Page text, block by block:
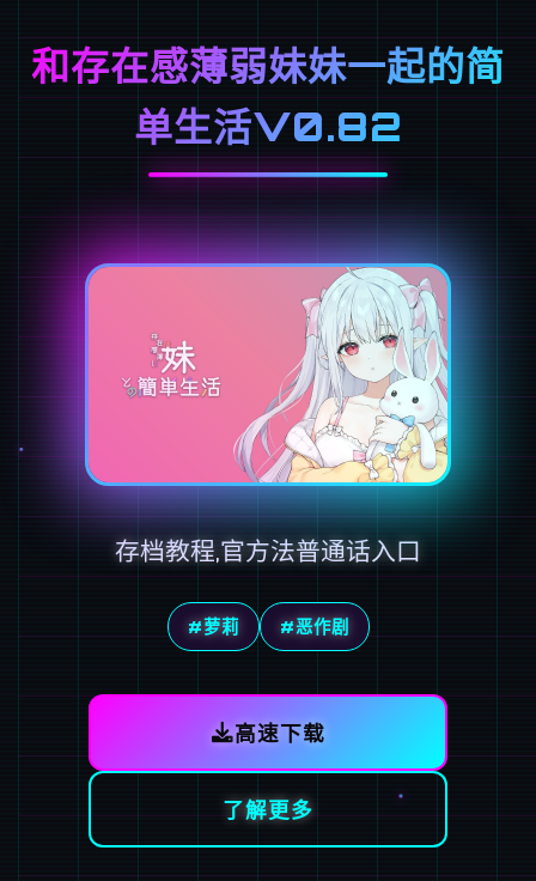
和存在感薄弱妹妹一起的简
单生活V0.82
存档教程,官方法普通话入口
#萝莉 #恶作剧
高速下载
了解更多